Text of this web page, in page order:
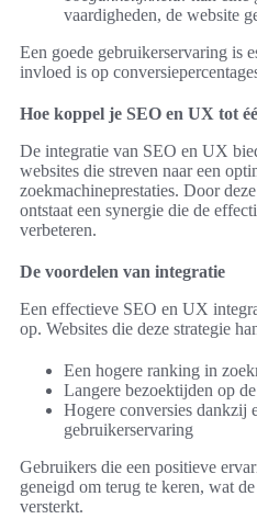
vaardigheden, de website
Een goede gebruikerservaring is
invloed is op
Hoe koppel je SEO en UX tot
De integratie van SEO en UX
websites die streven naar een
zoekmachineprestaties. Door
ontstaat een synergie die de
verbeteren.
De voordelen van integratie
Een effectieve SEO en UX
op. Websites die deze strategie
Een hogere ranking in
Langere bezoektijden op
Hogere conversies dankzij
gebruikerservaring
Gebruikers die een positieve
geneigd om terug te keren, wat
versterkt.